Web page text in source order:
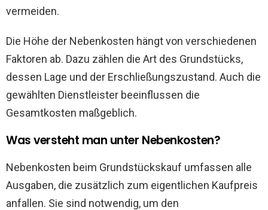
vermeiden.
Die Höhe der Nebenkosten hängt von verschiedenen
Faktoren ab. Dazu zählen die Art des Grundstücks,
dessen Lage und der Erschließungszustand. Auch die
gewählten Dienstleister beeinflussen die
Gesamtkosten maßgeblich.
Was versteht man unter Nebenkosten?
Nebenkosten beim Grundstückskauf umfassen alle
Ausgaben, die zusätzlich zum eigentlichen Kaufpreis
anfallen. Sie sind notwendig, um den